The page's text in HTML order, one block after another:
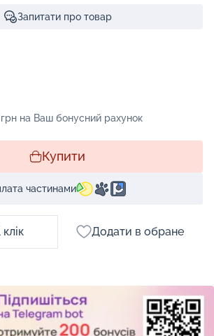
Запитати про товар
на Ваш бонусний рахунок
Купити
частинами
Додати в обране